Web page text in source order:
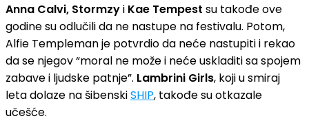
Anna Calvi, Stormzyi Kae Tempest su takođe ove
godine su odlučili da ne nastupe na festivalu. Potom,
Alfie Templeman je potvrdio da neće nastupiti i rekao
da se njegov “moral ne može i neće uskladiti sa spojem
zabave i ljudske patnje”. Lambrini Girls, koji u smiraj
leta dolaze na šibenskiSHIP, takođe su otkazale
učešće.